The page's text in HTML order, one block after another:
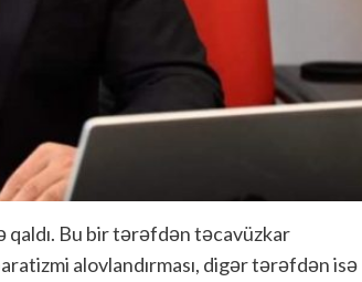
qaldı. Bu bir tərəfdən təcavüzkar
alovlandırması, digər tərəfdən isə